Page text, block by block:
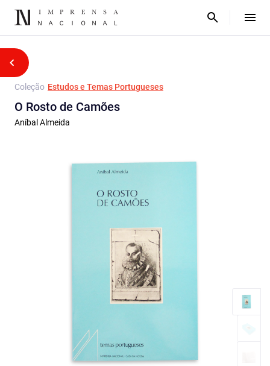
Coleção Estudos e Temas Portugueses
O Rosto de Camões
Aníbal Almeida